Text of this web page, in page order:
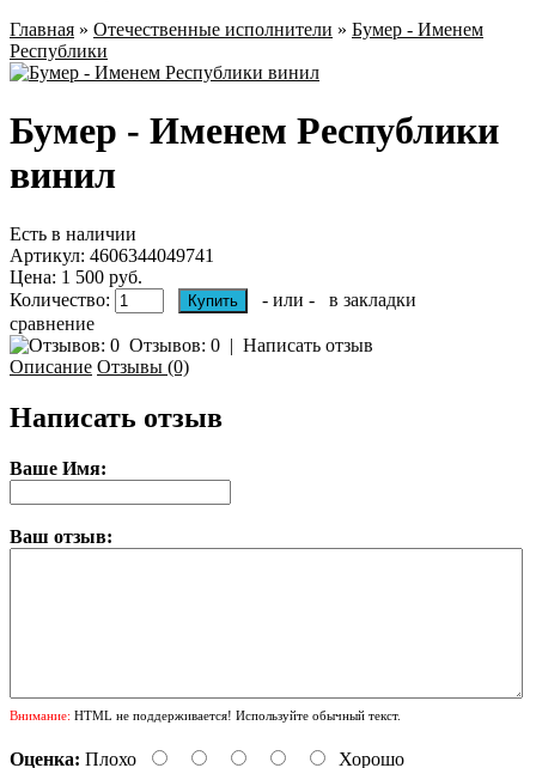
Главная » Отечественные исполнители » Бумер - Именем
Республики
Бумер - Именем Республики
винил
Есть в наличии
Артикул: 4606344049741
Цена: 1 500 руб.
Количество:
- или -
в закладки
сравнение
Отзывов: 0 | Написать отзыв
Описание Отзывы (0)
Написать отзыв
Ваше Имя:
Ваш отзыв:
Внимание: HTML не поддерживается! Используйте обычный текст.
Оценка: Плохо Хорошо